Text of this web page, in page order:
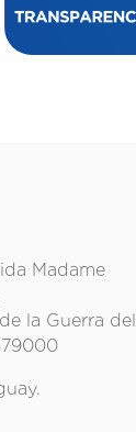
Madame
la Guerra